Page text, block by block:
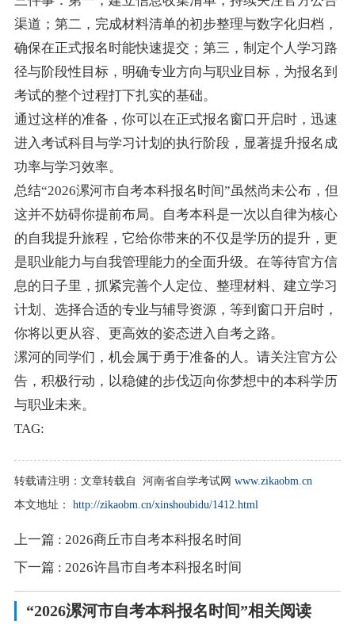
渠道；第二，完成材料清单的初步整理与数字化归档，
确保在正式报名时能快速提交；第三，制定个人学习路
径与阶段性目标，明确专业方向与职业目标，为报名到
考试的整个过程打下扎实的基础。
通过这样的准备，你可以在正式报名窗口开启时，迅速
进入考试科目与学习计划的执行阶段，显著提升报名成
功率与学习效率。
总结“2026漯河市自考本科报名时间”虽然尚未公布，但
这并不妨碍你提前布局。自考本科是一次以自律为核心
的自我提升旅程，它给你带来的不仅是学历的提升，更
是职业能力与自我管理能力的全面升级。在等待官方信
息的日子里，抓紧完善个人定位、整理材料、建立学习
计划、选择合适的专业与辅导资源，等到窗口开启时，
你将以更从容、更高效的姿态进入自考之路。
漯河的同学们，机会属于勇于准备的人。请关注官方公
告，积极行动，以稳健的步伐迈向你梦想中的本科学历
与职业未来。
TAG:
转载请注明： 文章转载自 河南省自学考试网 www.zikaobm.cn
本文地址：
http://zikaobm.cn/xinshoubidu/1412.html
上一篇 : 2026商丘市自考本科报名时间
下一篇 : 2026许昌市自考本科报名时间
“2026漯河市自考本科报名时间”相关阅读